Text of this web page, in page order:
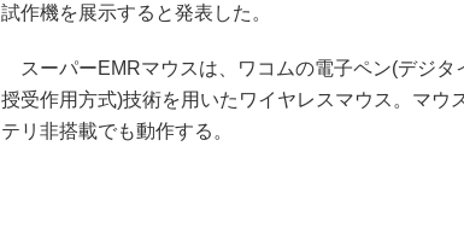
試作機を展示すると発表した。
スーパーEMRマウスは、ワコムの電子ペン(デジタ
授受作用方式)技術を用いたワイヤレスマウス。マウ
テリ非搭載でも動作する。